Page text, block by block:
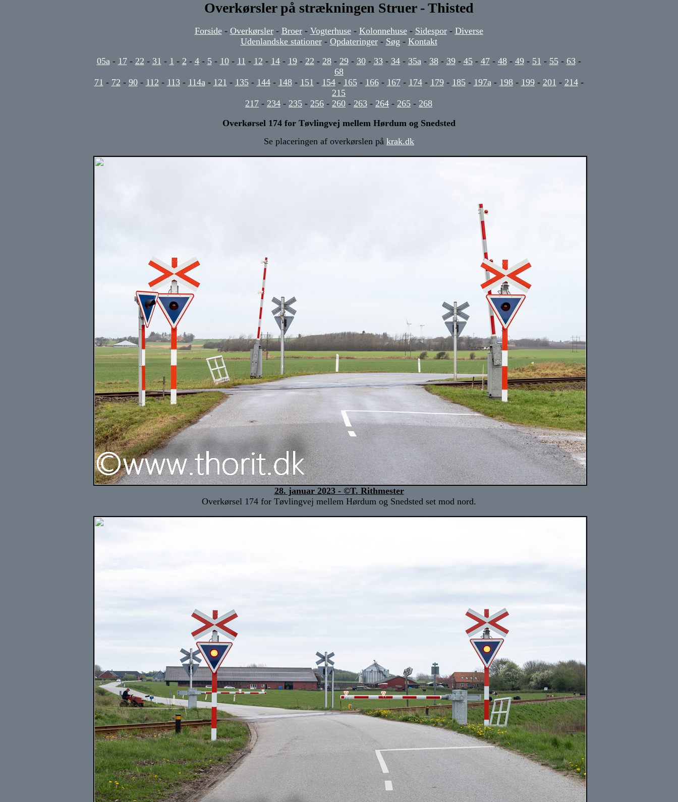
Overkørsler på strækningen Struer - Thisted
Forside- Overkørsler- Broer- Vogterhuse- Kolonnehuse- Sidespor- Diverse
Udenlandske stationer- Opdateringer- Søg - Kontakt
05a - 17- 22 - 31 - 1 - 2 - 4- 5- 10- 11 - 12 - 14- 19- 22 - 28- 29- 30- 33- 34- 35a - 38- 39- 45- 47- 48- 49- 51 - 55- 63-
68
71 - 72 - 90- 112 - 113- 114a - 121 - 135- 144- 148- 151 - 154- 165- 166- 167- 174- 179- 185- 197a - 198- 199- 201 - 214-
215
217 - 234 - 235 - 256 - 260 - 263 - 264 - 265 - 268
Overkørsel 174 for Tøvlingvej mellem Hørdum og Snedsted
Se placeringen af overkørslen på krak.dk
28. januar 2023 - ©T. Rithmester
Overkørsel 174 for Tøvlingvej mellem Hørdum og Snedsted set mod nord.